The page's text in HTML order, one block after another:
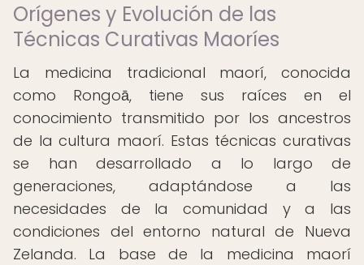
Orígenes y Evolución de las
Técnicas Curativas Maoríes
La medicina tradicional maorí, conocida
como Rongoā, tiene sus raíces en el
conocimiento transmitido por los ancestros
de la cultura maorí. Estas técnicas curativas
se han desarrollado a lo largo de
generaciones, adaptándose a las
necesidades de la comunidad y a las
condiciones del entorno natural de Nueva
Zelanda. La base de la medicina maorí